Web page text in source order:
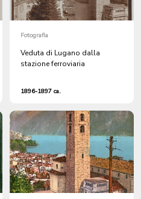
Fotografia
Veduta di Lugano dalla
stazione ferroviaria
1896-1897 ca.